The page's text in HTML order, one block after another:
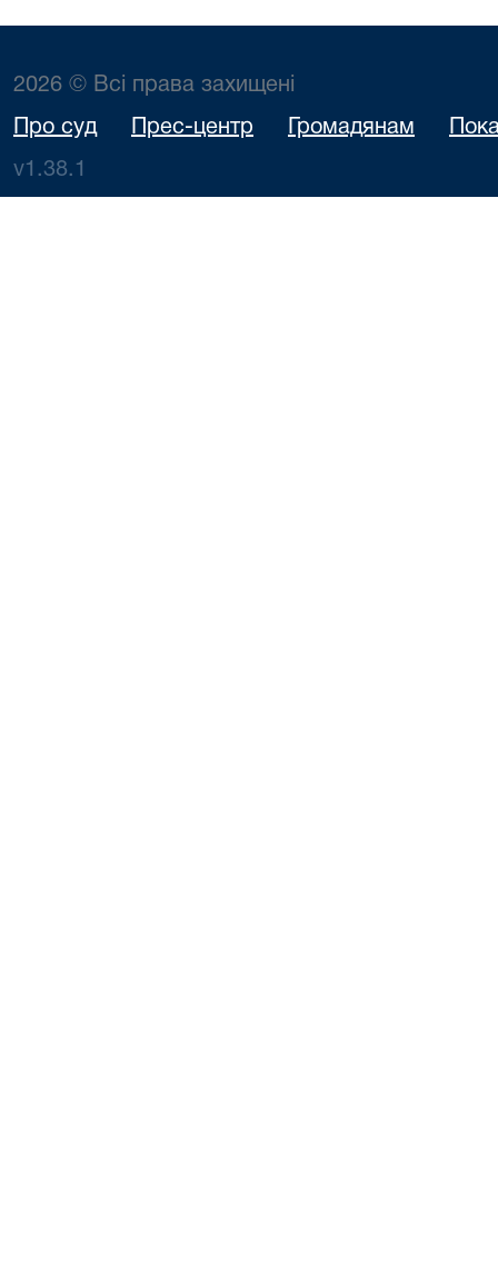
2026 © Всі права захищені
Про суд Прес-центр Громадянам
v1.38.1